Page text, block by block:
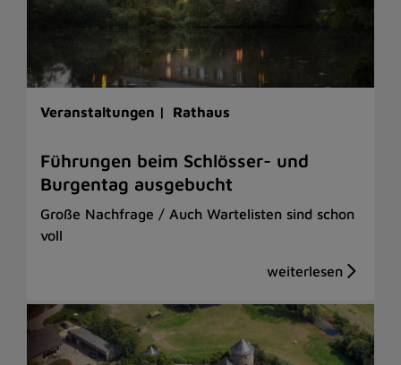
Veranstaltungen | Rathaus
Führungen beim Schlösser- und
Burgentag ausgebucht
Große Nachfrage / Auch Wartelisten sind schon
voll